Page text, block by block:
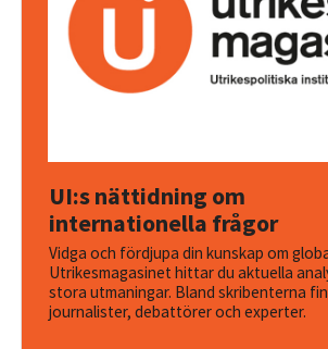
UI:s nättidning om
internationella frågor
Vidga och fördjupa din kunskap om
Utrikesmagasinet hittar du aktuella
stora utmaningar. Bland skribenterna
journalister, debattörer och experter.